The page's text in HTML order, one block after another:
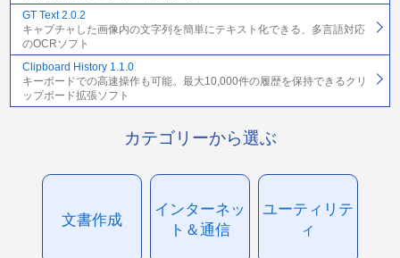
GT Text 2.0.2
キャプチャした画像内の文字列を簡単にテキスト化できる、多言語対応
のOCRソフト
Clipboard History 1.1.0
キーボードでの高速操作も可能。最大10,000件の履歴を保持できるクリ
ップボード拡張ソフト
カテゴリーから選ぶ
文書作成
インターネッ
ト＆通信
ユーティリテ
ィ